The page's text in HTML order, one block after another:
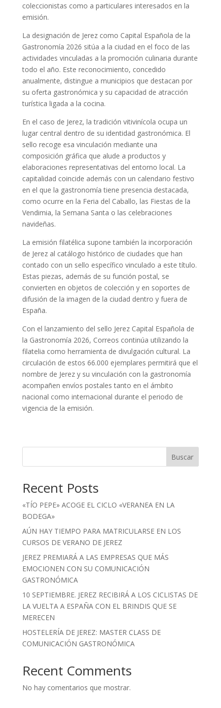
coleccionistas como a particulares interesados en la
emisión.
La designación de Jerez como Capital Española de la
Gastronomía 2026 sitúa a la ciudad en el foco de las
actividades vinculadas a la promoción culinaria durante
todo el año. Este reconocimiento, concedido
anualmente, distingue a municipios que destacan por
su oferta gastronómica y su capacidad de atracción
turística ligada a la cocina.
En el caso de Jerez, la tradición vitivinícola ocupa un
lugar central dentro de su identidad gastronómica. El
sello recoge esa vinculación mediante una
composición gráfica que alude a productos y
elaboraciones representativas del entorno local. La
capitalidad coincide además con un calendario festivo
en el que la gastronomía tiene presencia destacada,
como ocurre en la Feria del Caballo, las Fiestas de la
Vendimia, la Semana Santa o las celebraciones
navideñas.
La emisión filatélica supone también la incorporación
de Jerez al catálogo histórico de ciudades que han
contado con un sello específico vinculado a este título.
Estas piezas, además de su función postal, se
convierten en objetos de colección y en soportes de
difusión de la imagen de la ciudad dentro y fuera de
España.
Con el lanzamiento del sello Jerez Capital Española de
la Gastronomía 2026, Correos continúa utilizando la
filatelia como herramienta de divulgación cultural. La
circulación de estos 66.000 ejemplares permitirá que el
nombre de Jerez y su vinculación con la gastronomía
acompañen envíos postales tanto en el ámbito
nacional como internacional durante el periodo de
vigencia de la emisión.
Buscar
Recent Posts
«TÍO PEPE» ACOGE EL CICLO «VERANEA EN LA
BODEGA»
AÚN HAY TIEMPO PARA MATRICULARSE EN LOS
CURSOS DE VERANO DE JEREZ
JEREZ PREMIARÁ A LAS EMPRESAS QUE MÁS
EMOCIONEN CON SU COMUNICACIÓN
GASTRONÓMICA
10 SEPTIEMBRE. JEREZ RECIBIRÁ A LOS CICLISTAS DE
LA VUELTA A ESPAÑA CON EL BRINDIS QUE SE
MERECEN
HOSTELERÍA DE JEREZ: MASTER CLASS DE
COMUNICACIÓN GASTRONÓMICA
Recent Comments
No hay comentarios que mostrar.